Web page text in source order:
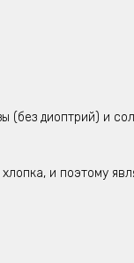
диоптрий) и
и поэтому